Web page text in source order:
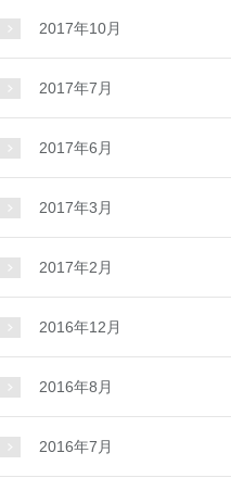
2017年10月
2017年7月
2017年6月
2017年3月
2017年2月
2016年12月
2016年8月
2016年7月